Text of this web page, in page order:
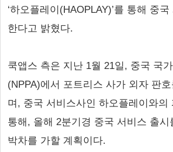
‘하오플레이(HAOPLAY)’를 통해 중
한다고 밝혔다.
쿡앱스 측은 지난 1월 21일, 중국 국
(NPPA)에서 포트리스 사가 외자 판
며, 중국 서비스사인 하오플레이와의
통해, 올해 2분기경 중국 서비스 출시
박차를 가할 계획이다.